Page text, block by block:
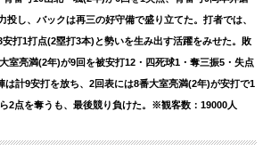
投し、バックは再三の好守備で盛り立てた。打者では、
打1打点(2塁打3本)と勢いを生み出す活躍をみせた。敗
室亮満(2年)が9回を被安打12・四死球1・奪三振5・失点
は計9安打を放ち、2回表には8番大室亮満(2年)が安打で1
2点を奪うも、最後競り負けた。※観客数：19000人